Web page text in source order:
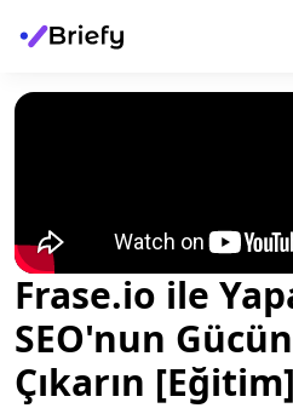
Frase.io ile
SEO'nun
Çıkarın [Eğitim]